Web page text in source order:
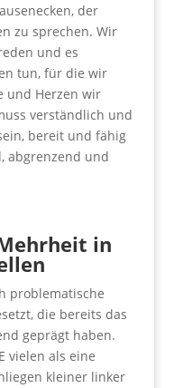
der
zu sprechen. Wir
und es
tun, für die wir
und Herzen wir
verständlich und
bereit und fähig
abgrenzend und
in
problematische
die bereits das
geprägt haben.
vielen als eine
kleiner linker